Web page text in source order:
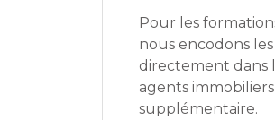
Pour les
nous encodons
directement dans
agents
supplémentaire.